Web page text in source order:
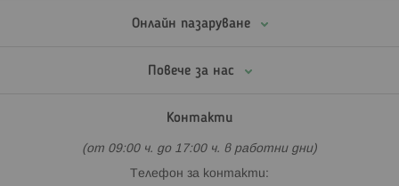
Онлайн пазаруване
Повече за нас
Контакти
(от 09:00 ч. до 17:00 ч. в работни дни)
Телефон за контакти: